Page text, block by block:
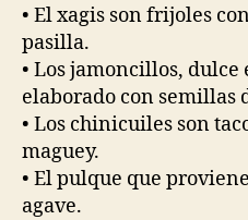
• El xagis son frijoles
pasilla.
• Los jamoncillos,
elaborado con semillas
• Los chinicuiles son
maguey.
• El pulque que
agave.